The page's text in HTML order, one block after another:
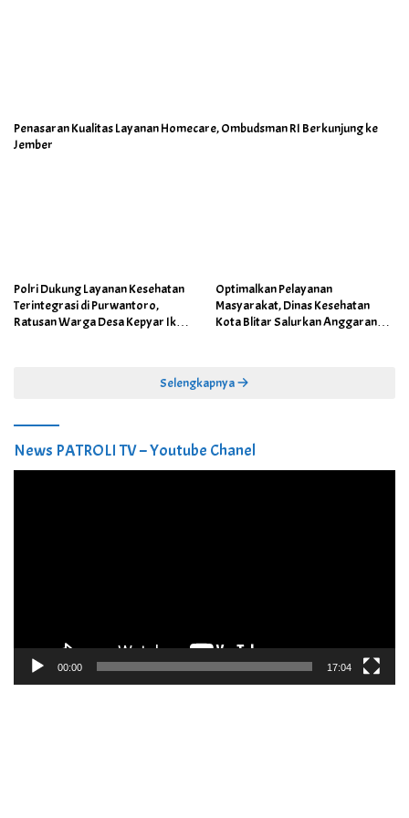
Penasaran Kualitas Layanan Homecare, Ombudsman RI Berkunjung ke
Jember
Polri Dukung Layanan Kesehatan
Terintegrasi di Purwantoro,
Ratusan Warga Desa Kepyar Ikuti
Optimalkan Pelayanan
Masyarakat, Dinas Kesehatan
Kota Blitar Salurkan Anggaran
Selengkapnya
News PATROLI TV – Youtube Chanel
00:00 17:04